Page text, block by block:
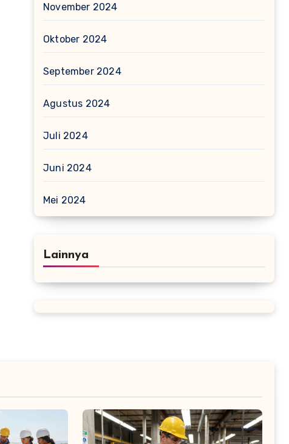
November 2024
Oktober 2024
September 2024
Agustus 2024
Juli 2024
Juni 2024
Mei 2024
Lainnya